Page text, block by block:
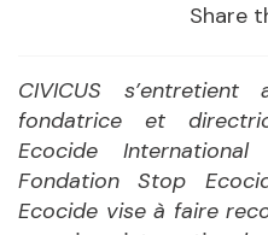
Share
CIVICUS
fondatrice et
Ecocide
Fondation Stop
Ecocide vise à faire